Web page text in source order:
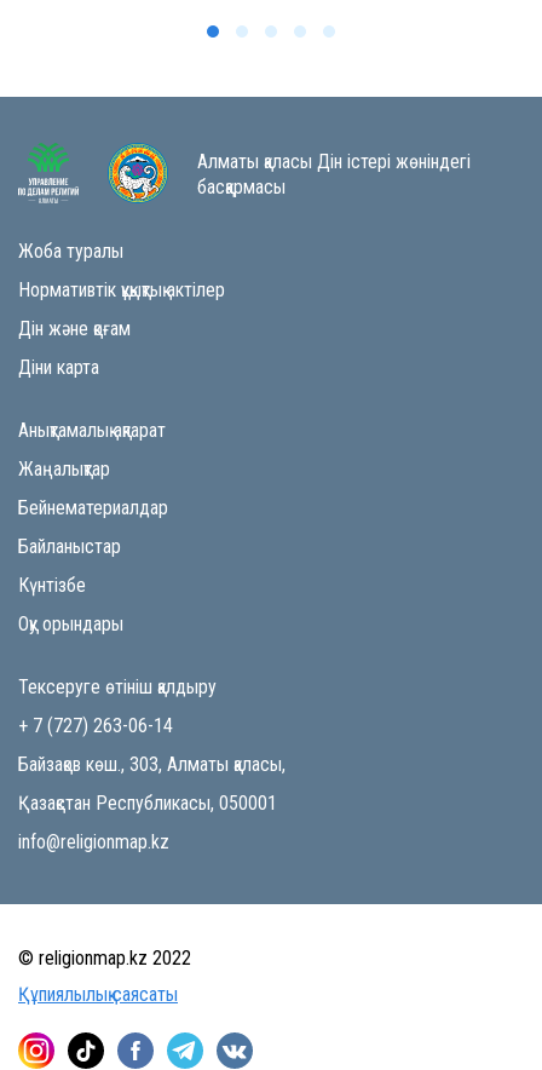
Алматы қаласы Дін істері жөніндегі
басқармасы
Жоба туралы
Нормативтік құқықтық актілер
Дін және қоғам
Діни карта
Анықтамалық ақпарат
Жаңалықтар
Бейнематериалдар
Байланыстар
Күнтізбе
Оқу орындары
Тексеруге өтініш қалдыру
+ 7 (727) 263-06-14
Байзақов көш., 303, Алматы қаласы,
Қазақстан Республикасы, 050001
info@religionmap.kz
© religionmap.kz 2022
Құпиялылық саясаты